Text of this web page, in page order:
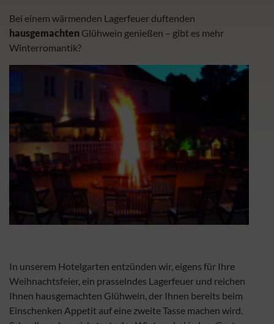
Bei einem wärmenden Lagerfeuer duftenden
hausgemachten Glühwein genießen – gibt es mehr
Winterromantik?
In unserem Hotelgarten entzünden wir, eigens für Ihre
Weihnachtsfeier, ein prasselndes Lagerfeuer und reichen
Ihnen hausgemachten Glühwein, der Ihnen bereits beim
Einschenken Appetit auf eine zweite Tasse machen wird.